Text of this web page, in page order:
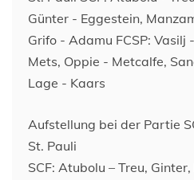
Aufstellung bei der Partie
St. Pauli
SCF: Atubolu – Treu,